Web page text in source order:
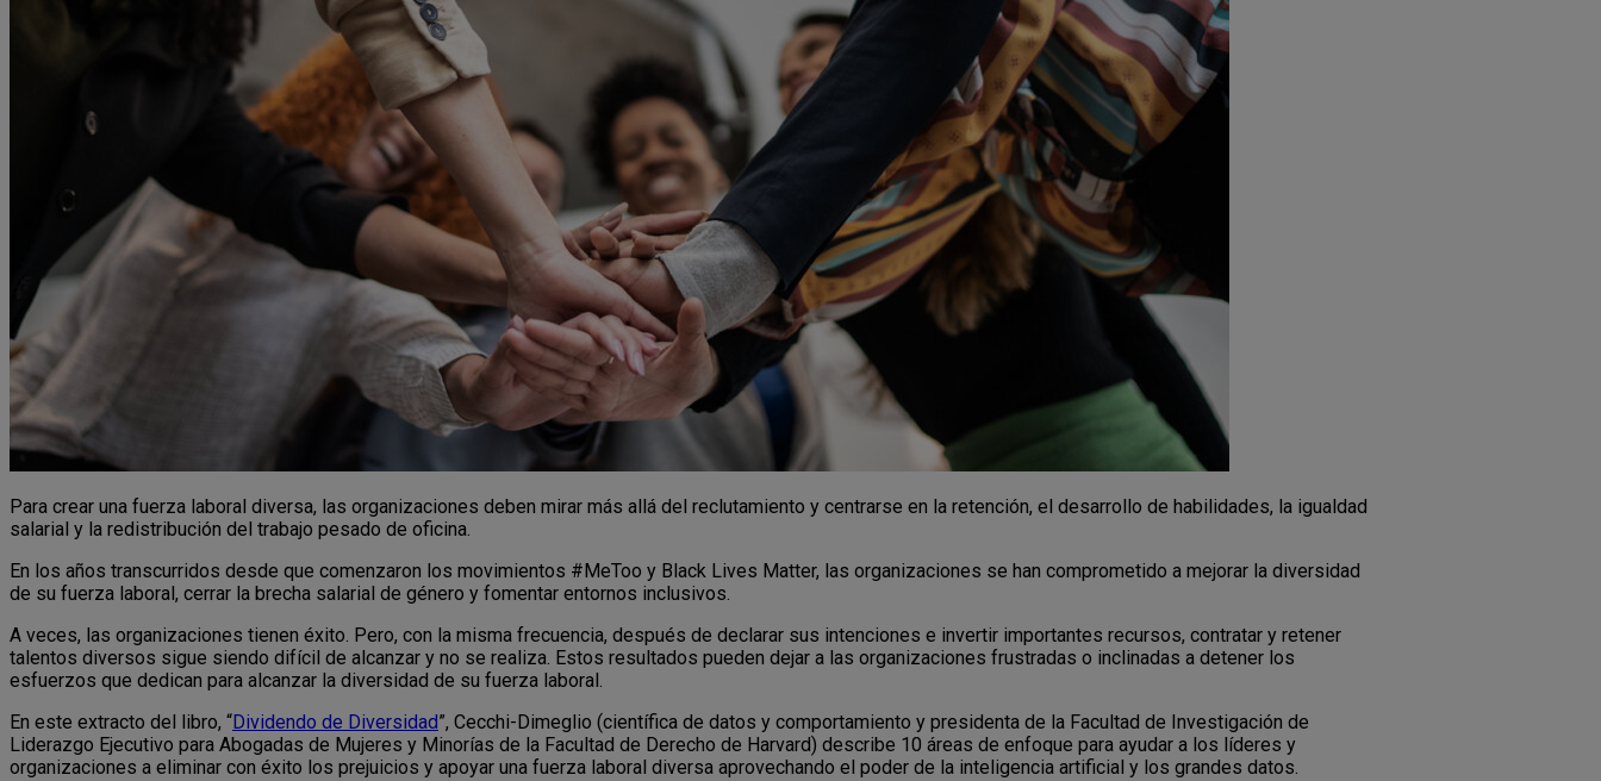
Para crear una fuerza laboral diversa, las organizaciones deben mirar más allá del reclutamiento y centrarse en la retención, el desarrollo de habilidades, la igualdad
salarial y la redistribución del trabajo pesado de oficina.
En los años transcurridos desde que comenzaron los movimientos #MeToo y Black Lives Matter, las organizaciones se han comprometido a mejorar la diversidad
de su fuerza laboral, cerrar la brecha salarial de género y fomentar entornos inclusivos.
A veces, las organizaciones tienen éxito. Pero, con la misma frecuencia, después de declarar sus intenciones e invertir importantes recursos, contratar y retener
talentos diversos sigue siendo difícil de alcanzar y no se realiza. Estos resultados pueden dejar a las organizaciones frustradas o inclinadas a detener los
esfuerzos que dedican para alcanzar la diversidad de su fuerza laboral.
En este extracto del libro, “Dividendo de Diversidad”, Cecchi-Dimeglio (científica de datos y comportamiento y presidenta de la Facultad de Investigación de
Liderazgo Ejecutivo para Abogadas de Mujeres y Minorías de la Facultad de Derecho de Harvard) describe 10 áreas de enfoque para ayudar a los líderes y
organizaciones a eliminar con éxito los prejuicios y apoyar una fuerza laboral diversa aprovechando el poder de la inteligencia artificial y los grandes datos.